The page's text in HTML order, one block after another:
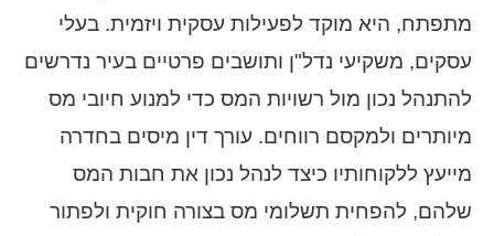
מתפתח, היא מוקד לפעילות עסקית ויזמית. בעלי
עסקים, משקיעי נדל"ן ותושבים פרטיים בעיר נדרשים
להתנהל נכון מול רשויות המס כדי למנוע חיובי מס
מיותרים ולמקסם רווחים. עורך דין מיסים בחדרה
מייעץ ללקוחותיו כיצד לנהל נכון את חבות המס
שלהם, להפחית תשלומי מס בצורה חוקית ולפתור